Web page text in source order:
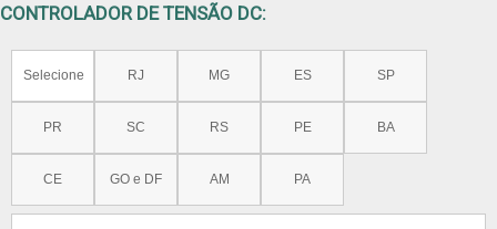
CONTROLADOR DE TENSÃO DC:
Selecione RJ MG ES SP
PR SC RS PE BA
CE GO e DF AM PA